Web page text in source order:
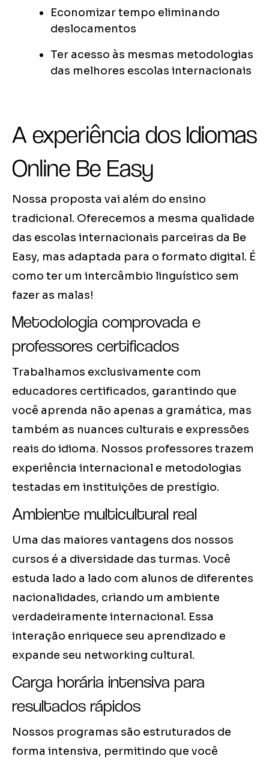
Economizar tempo eliminando
deslocamentos
Ter acesso às mesmas metodologias
das melhores escolas internacionais
A experiência dos Idiomas
Online Be Easy
Nossa proposta vai além do ensino
tradicional. Oferecemos a mesma qualidade
das escolas internacionais parceiras da Be
Easy, mas adaptada para o formato digital. É
como ter um intercâmbio linguístico sem
fazer as malas!
Metodologia comprovada e
professores certificados
Trabalhamos exclusivamente com
educadores certificados, garantindo que
você aprenda não apenas a gramática, mas
também as nuances culturais e expressões
reais do idioma. Nossos professores trazem
experiência internacional e metodologias
testadas em instituições de prestígio.
Ambiente multicultural real
Uma das maiores vantagens dos nossos
cursos é a diversidade das turmas. Você
estuda lado a lado com alunos de diferentes
nacionalidades, criando um ambiente
verdadeiramente internacional. Essa
interação enriquece seu aprendizado e
expande seu networking cultural.
Carga horária intensiva para
resultados rápidos
Nossos programas são estruturados de
forma intensiva, permitindo que você